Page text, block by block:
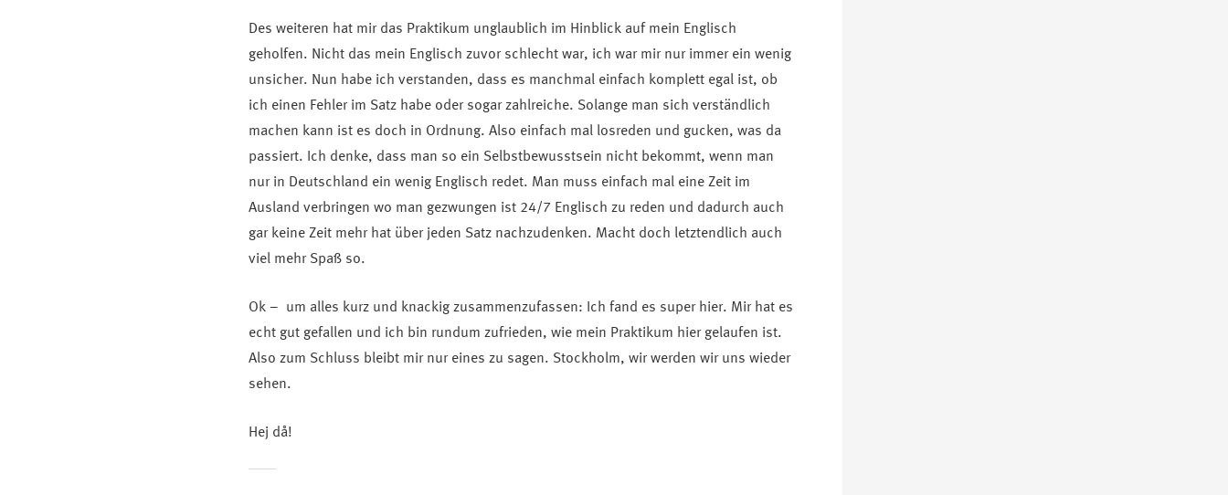
Des weiteren hat mir das Praktikum unglaublich im Hinblick auf mein Englisch
geholfen. Nicht das mein Englisch zuvor schlecht war, ich war mir nur immer ein wenig
unsicher. Nun habe ich verstanden, dass es manchmal einfach komplett egal ist, ob
ich einen Fehler im Satz habe oder sogar zahlreiche. Solange man sich verständlich
machen kann ist es doch in Ordnung. Also einfach mal losreden und gucken, was da
passiert. Ich denke, dass man so ein Selbstbewusstsein nicht bekommt, wenn man
nur in Deutschland ein wenig Englisch redet. Man muss einfach mal eine Zeit im
Ausland verbringen wo man gezwungen ist 24/7 Englisch zu reden und dadurch auch
gar keine Zeit mehr hat über jeden Satz nachzudenken. Macht doch letztendlich auch
viel mehr Spaß so.
Ok – um alles kurz und knackig zusammenzufassen: Ich fand es super hier. Mir hat es
echt gut gefallen und ich bin rundum zufrieden, wie mein Praktikum hier gelaufen ist.
Also zum Schluss bleibt mir nur eines zu sagen. Stockholm, wir werden wir uns wieder
sehen.
Hej då!